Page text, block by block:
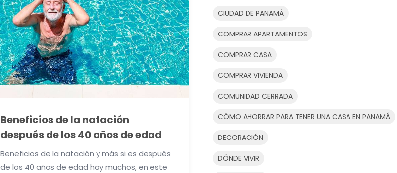
Beneficios de la natación
después de los 40 años de edad
Beneficios de la natación y más si es después
de los 40 años de edad hay muchos, en este
CIUDAD DE PANAMÁ
COMPRAR APARTAMENTOS
COMPRAR CASA
COMPRAR VIVIENDA
COMUNIDAD CERRADA
CÓMO AHORRAR PARA TENER UNA CASA EN PANAMÁ
DECORACIÓN
DÓNDE VIVIR